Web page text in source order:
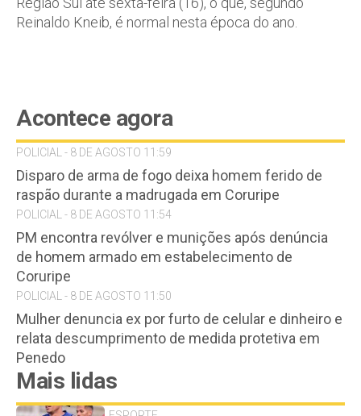
Reinaldo Kneib, é normal nesta época do ano.
Acontece agora
POLICIAL - 8 DE AGOSTO 11:59
Disparo de arma de fogo deixa homem ferido de
raspão durante a madrugada em Coruripe
POLICIAL - 8 DE AGOSTO 11:54
PM encontra revólver e munições após denúncia
de homem armado em estabelecimento de
Coruripe
POLICIAL - 8 DE AGOSTO 11:50
Mulher denuncia ex por furto de celular e dinheiro e
relata descumprimento de medida protetiva em
Penedo
Mais lidas